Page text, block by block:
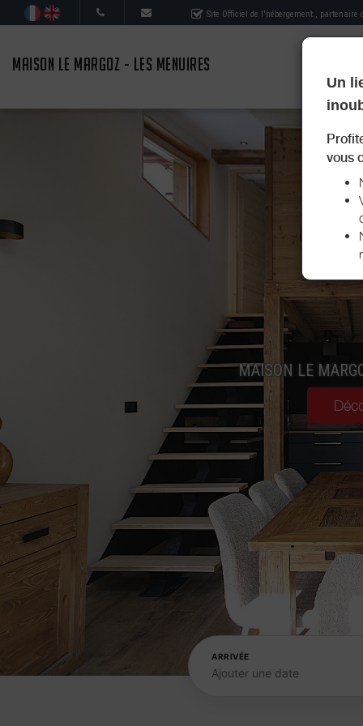
Site Officiel de l'hébergement , partenaire
MAISON LE MARGOZ - LES MENUIRES
Un
vous
MAISON LE
ARRIVÉE
Ajouter une date